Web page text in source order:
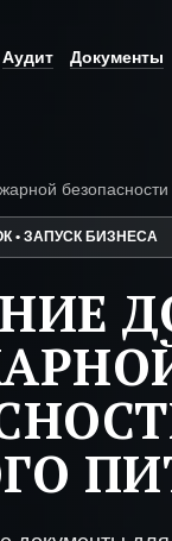
Аудит Документы
безопасности
• ЗАПУСК БИЗНЕСА